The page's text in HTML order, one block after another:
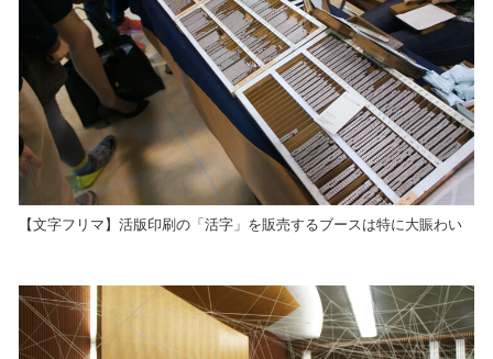
【文字フリマ】活版印刷の「活字」を販売するブースは特に大賑わい